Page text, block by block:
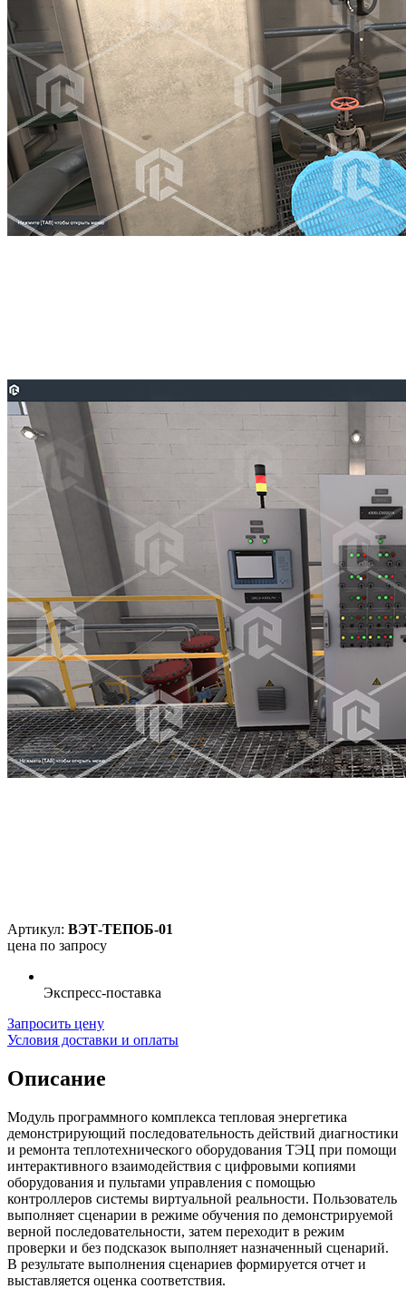
Артикул: ВЭТ-ТЕПОБ-01
цена по запросу
Экспресс-поставка
Запросить цену
Условия доставки и оплаты
Описание
Модуль программного комплекса тепловая энергетика
демонстрирующий последовательность действий диагностики
и ремонта теплотехнического оборудования ТЭЦ при помощи
интерактивного взаимодействия с цифровыми копиями
оборудования и пультами управления с помощью
контроллеров системы виртуальной реальности. Пользователь
выполняет сценарии в режиме обучения по демонстрируемой
верной последовательности, затем переходит в режим
проверки и без подсказок выполняет назначенный сценарий.
В результате выполнения сценариев формируется отчет и
выставляется оценка соответствия.